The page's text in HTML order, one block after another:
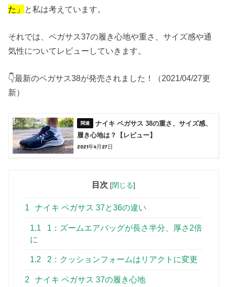
た」 と私は考えています。
それでは、ペガサス37の履き心地や重さ、サイズ感や通
気性についてレビューしていきます。
👇最新のペガサス38が発売されました！（2021/04/27更
新）
ナイキ ペガサス 38の重さ、サイズ感、
履き心地は？【レビュー】
2021年4月27日
目次 [閉じる]
1 ナイキ ペガサス 37と36の違い
1.1
1：ズームエアバッグが長さ半分、厚さ2倍
に
1.2 2：クッションフォームはリアクトに変更
2 ナイキ ペガサス 37の履き心地